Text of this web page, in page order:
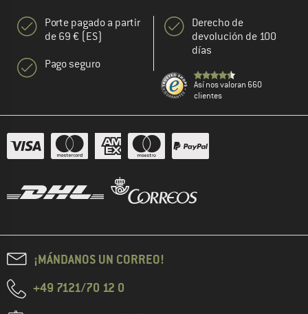
Porte pagado a partir
de 69 € (ES)
Pago seguro
Derecho de
devolución de 100
días
Así nos valoran 660
clientes
¡MÁNDANOS UN CORREO!
+49 7121/70 12 0